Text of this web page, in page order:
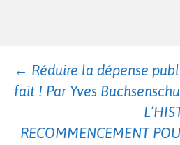
Navigation
des
← Réduire la dépense
fait ! Par Yves
RECOMMENCEMENT